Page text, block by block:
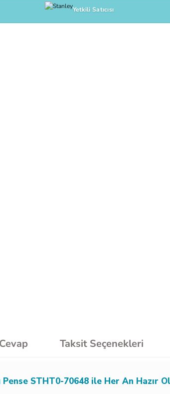
Yetkili Satıcısı
Taksit Seçenekleri
STHT0-70648 ile Her An Hazır